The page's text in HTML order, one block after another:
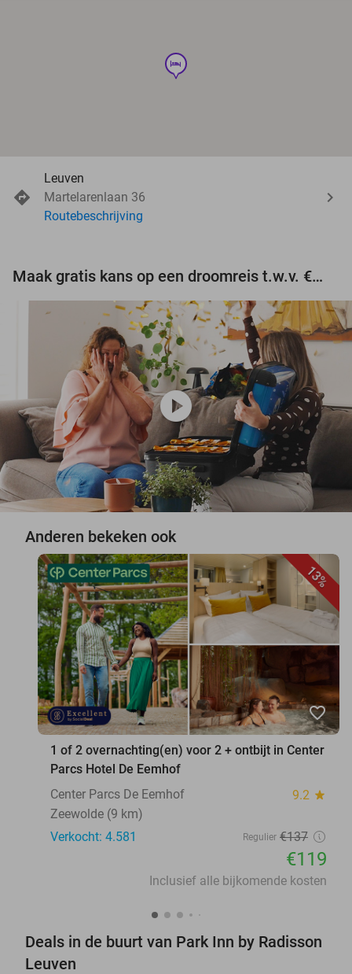
hotel
Leuven
Martelarenlaan 36
Routebeschrijving
Maak gratis kans op een droomreis t.w.v. €3.000!
play_circle
Anderen bekeken ook
13%
favorite_border
1 of 2 overnachting(en) voor 2 + ontbijt in Center
Parcs Hotel De Eemhof
Center Parcs De Eemhof
9.2 star
Zeewolde (9 km)
Verkocht: 4.581
Regulier €137
€119
Inclusief alle bijkomende kosten
Deals in de buurt van Park Inn by Radisson
Leuven